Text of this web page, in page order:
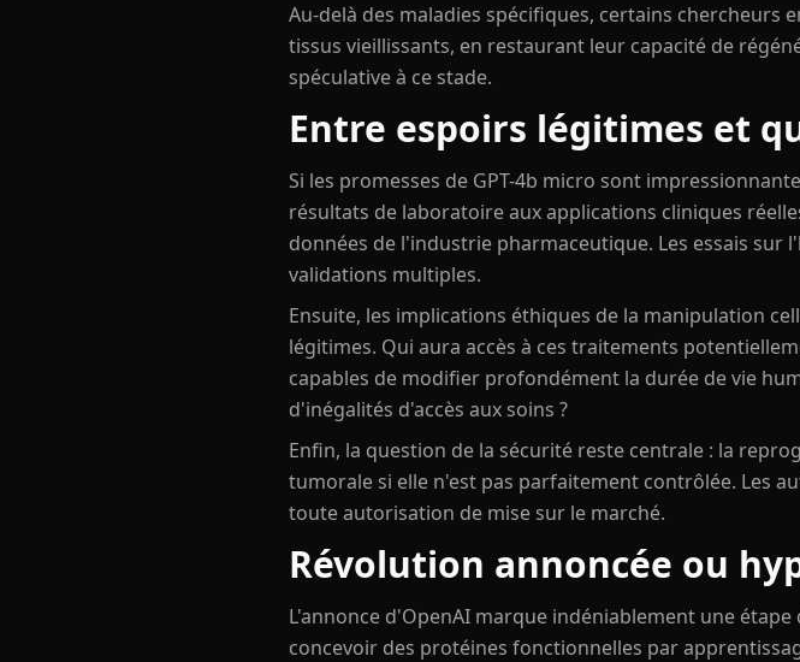
Au-delà des maladies spécifiques, certains chercheurs
tissus vieillissants, en restaurant leur capacité de
spéculative à ce stade.
Entre espoirs légitimes et
Si les promesses de GPT-4b micro sont
résultats de laboratoire aux applications cliniques
données de l'industrie pharmaceutique. Les essais
validations multiples.
Ensuite, les implications éthiques de la manipulation
légitimes. Qui aura accès à ces traitements
capables de modifier profondément la durée de vie
d'inégalités d'accès aux soins ?
Enfin, la question de la sécurité reste centrale : la
tumorale si elle n'est pas parfaitement contrôlée. Les
toute autorisation de mise sur le marché.
Révolution annoncée ou
L'annonce d'OpenAI marque indéniablement une
concevoir des protéines fonctionnelles par